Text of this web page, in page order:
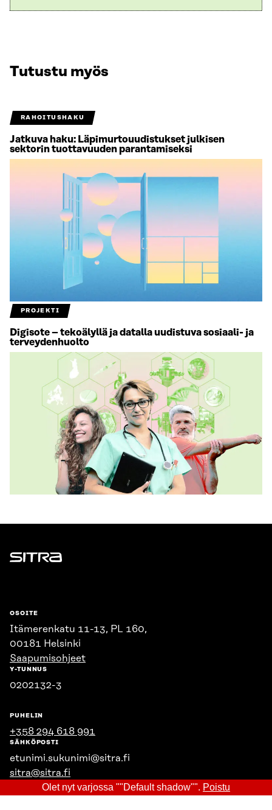
Tutustu myös
RAHOITUSHAKU
Jatkuva haku: Läpimurtouudistukset julkisen
sektorin tuottavuuden parantamiseksi
PROJEKTI
Digisote – tekoälyllä ja datalla uudistuva sosiaali- ja
terveydenhuolto
Sitra
OSOITE
Itämerenkatu 11-13, PL 160,
00181 Helsinki
Saapumisohjeet
Y-TUNNUS
0202132-3
PUHELIN
+358 294 618 991
SÄHKÖPOSTI
etunimi.sukunimi@sitra.fi
sitra@sitra.fi
Olet nyt varjossa ""Default shadow"". Poistu